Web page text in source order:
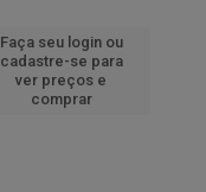
Faça seu login ou
cadastre-se para
ver preços e
comprar